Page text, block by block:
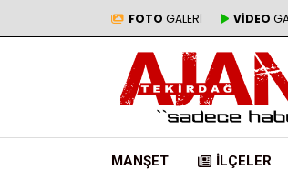
FOTO GALERİ VİDEO
MANŞET İLÇELER